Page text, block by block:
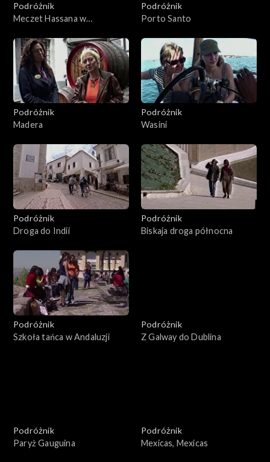
Podróżnik
Meczet Hassana w
Podróżnik
Porto Santo
Podróżnik
Madera
Podróżnik
Wasini
Podróżnik
Droga do Indii
Podróżnik
Biskaja droga północna
Podróżnik
Szkoła tańca w Andaluzji
Podróżnik
Z Galway do Dublina
Podróżnik
Paryż Gauguina
Podróżnik
Mexicas, Mexicas